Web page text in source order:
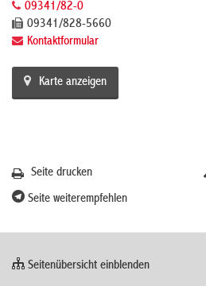
09341/82-0
09341/828-5660
Kontaktformular
Karte anzeigen
Seite drucken
Seite weiterempfehlen
Seitenübersicht einblenden